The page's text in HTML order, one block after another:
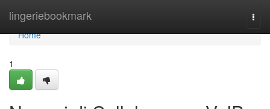
lingeriebookmark
Home
Home
1